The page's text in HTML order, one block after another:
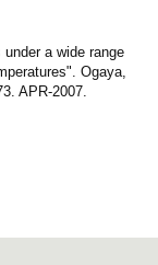
a wide range
Ogaya,
APR-2007.